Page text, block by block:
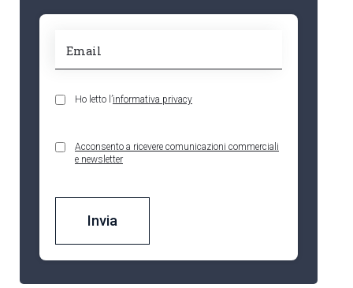
Ho letto l’informativa privacy
Acconsento a ricevere comunicazioni commerciali
e newsletter